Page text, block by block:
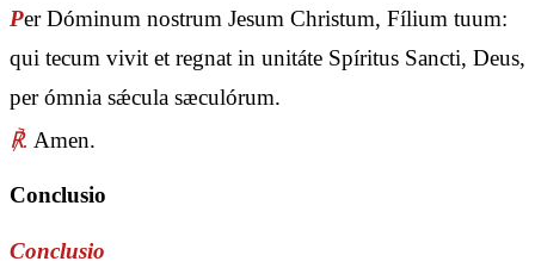
Per Dóminum nostrum Jesum Christum, Fílium tuum:
qui tecum vivit et regnat in unitáte Spíritus Sancti, Deus,
per ómnia sǽcula sæculórum.
℟. Amen.
Conclusio
Conclusio